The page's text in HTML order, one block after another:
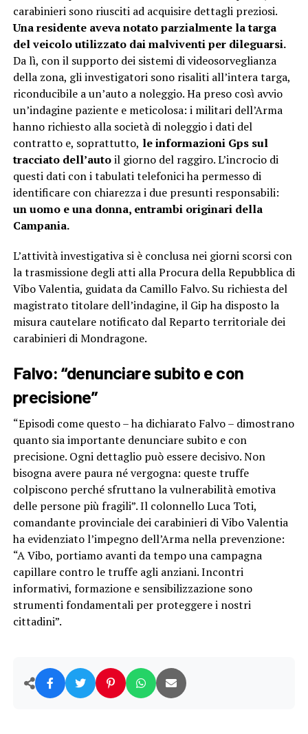
carabinieri sono riusciti ad acquisire dettagli preziosi.
Una residente aveva notato parzialmente la targa
del veicolo utilizzato dai malviventi per dileguarsi.
Da lì, con il supporto dei sistemi di videosorveglianza
della zona, gli investigatori sono risaliti all’intera targa,
riconducibile a un’auto a noleggio. Ha preso così avvio
un’indagine paziente e meticolosa: i militari dell’Arma
hanno richiesto alla società di noleggio i dati del
contratto e, soprattutto, le informazioni Gps sul
tracciato dell’autoil giorno del raggiro. L’incrocio di
questi dati con i tabulati telefonici ha permesso di
identificare con chiarezza i due presunti responsabili:
un uomo e una donna, entrambi originari della
Campania.
L’attività investigativa si è conclusa nei giorni scorsi con
la trasmissione degli atti alla Procura della Repubblica di
Vibo Valentia, guidata da Camillo Falvo. Su richiesta del
magistrato titolare dell’indagine, il Gip ha disposto la
misura cautelare notificato dal Reparto territoriale dei
carabinieri di Mondragone.
Falvo: “denunciare subito e con
precisione”
“Episodi come questo – ha dichiarato Falvo – dimostrano
quanto sia importante denunciare subito e con
precisione. Ogni dettaglio può essere decisivo. Non
bisogna avere paura né vergogna: queste truffe
colpiscono perché sfruttano la vulnerabilità emotiva
delle persone più fragili”. Il colonnello Luca Toti,
comandante provinciale dei carabinieri di Vibo Valentia
ha evidenziato l’impegno dell’Arma nella prevenzione:
“A Vibo, portiamo avanti da tempo una campagna
capillare contro le truffe agli anziani. Incontri
informativi, formazione e sensibilizzazione sono
strumenti fondamentali per proteggere i nostri
cittadini”.